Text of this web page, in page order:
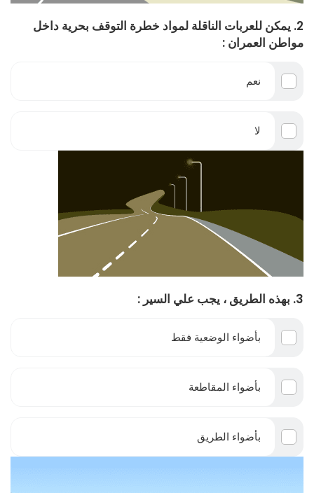
2. يمكن للعربات الناقلة لمواد خطرة التوقف بحرية داخل
مواطن العمران :
نعم
لا
3. بهذه الطريق ، يجب علي السير :
بأضواء الوضعية فقط
بأضواء المقاطعة
بأضواء الطريق